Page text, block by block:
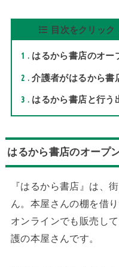
目次をクリッ
1 はるから書店のオー
2 介護者がはるから書
3 はるから書店と行う
はるから書店のオープ
『はるから書店』は、
ん。本屋さんの棚を借
オンラインでも販売し
護の本屋さんです。